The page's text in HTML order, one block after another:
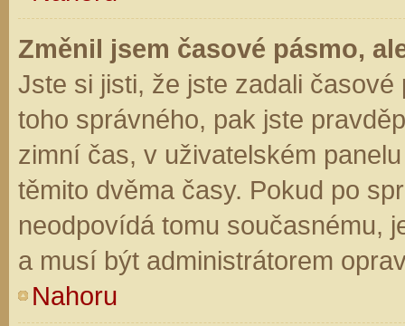
Změnil jsem časové pásmo,
Jste si jisti, že jste zadali
toho správného, pak jste
zimní čas, v uživatelském
těmito dvěma časy. Pokud po
neodpovídá tomu současnému,
a musí být administrátorem
Nahoru